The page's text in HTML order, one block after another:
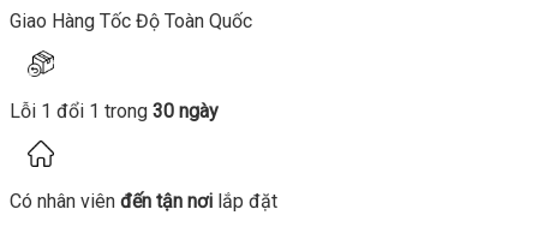
Giao Hàng Tốc Độ Toàn Quốc
Lỗi 1 đổi 1 trong 30 ngày
Có nhân viên đến tận nơi lắp đặt